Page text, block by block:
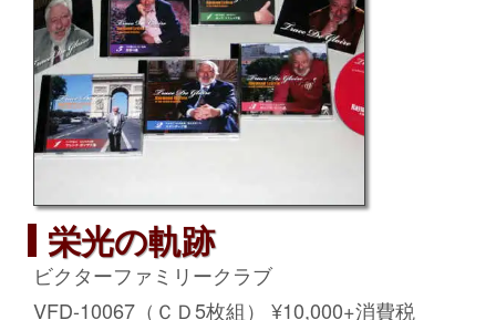
栄光の軌跡
ビクターファミリークラブ
VFD-10067（ＣＤ5枚組） ¥10,000+消費税